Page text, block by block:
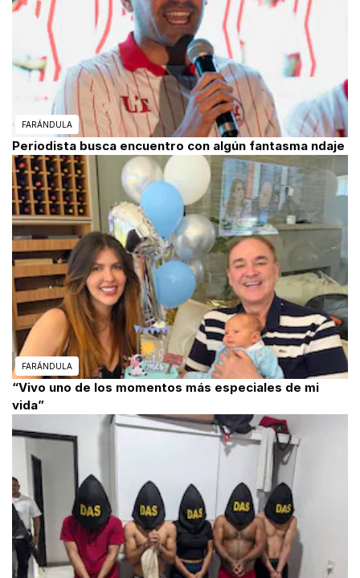
FARÁNDULA
Periodista busca encuentro con algún fantasma ndaje
FARÁNDULA
“Vivo uno de los momentos más especiales de mi
vida”